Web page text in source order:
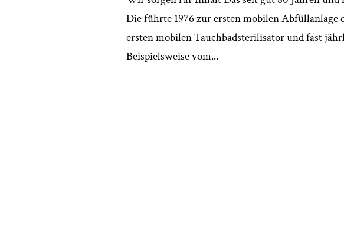
Die führte 1976 zur ersten mobilen Abfüllanlage
ersten mobilen Tauchbadsterilisator und fast
Beispielsweise vom...